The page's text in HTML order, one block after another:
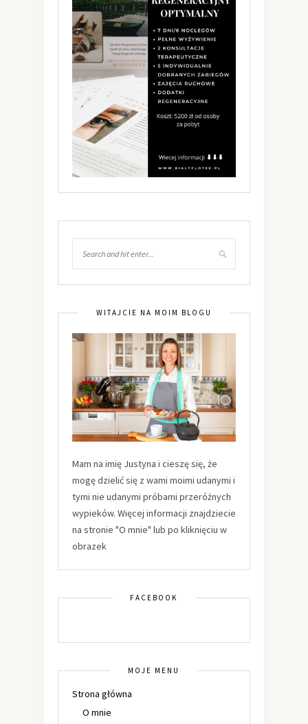
WITAJCIE NA MOIM BLOGU
Mam na imię Justyna i cieszę się, że
mogę dzielić się z wami moimi udanymi i
tymi nie udanymi próbami przeróżnych
wypieków. Więcej informacji znajdziecie
na stronie "O mnie" lub po kliknięciu w
obrazek
FACEBOOK
MOJE MENU
Strona główna
O mnie